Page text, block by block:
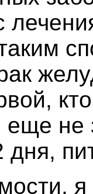
еще не
дня,